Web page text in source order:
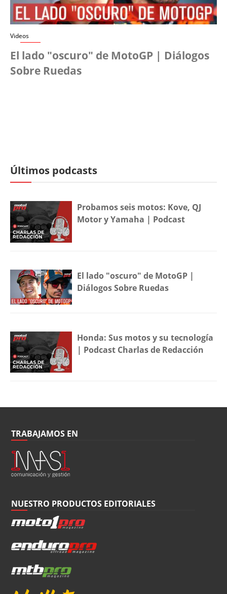
Videos
El lado "oscuro" de MotoGP | Diálogos
Sobre Ruedas
Últimos podcasts
Probamos seis motos: Kove, QJ
Motor y Yamaha | Podcast
El lado "oscuro" de MotoGP |
Diálogos Sobre Ruedas
Honda: Sus motos y su tecnología
| Podcast Charlas de Redacción
TRABAJAMOS EN
NUESTRO PRODUCTOS EDITORIALES